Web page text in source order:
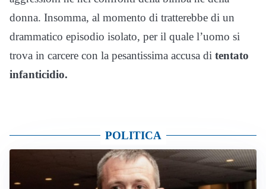
donna. Insomma, al momento di tratterebbe di un
drammatico episodio isolato, per il quale l’uomo si
trova in carcere con la pesantissima accusa di tentato
infanticidio.
POLITICA